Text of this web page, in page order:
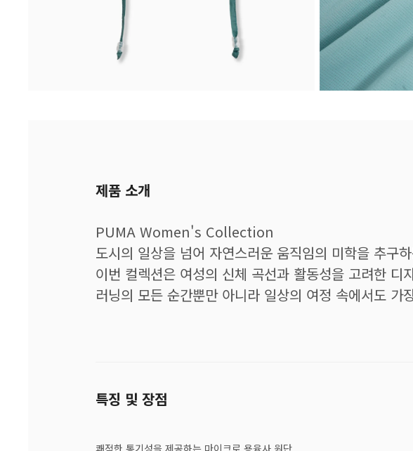
제품 소개
PUMA Women's Collection
도시의 일상을 넘어 자연스러운 움직임의 미학을 추구
이번 컬렉션은 여성의 신체 곡선과 활동성을 고려한
러닝의 모든 순간뿐만 아니라 일상의 여정 속에서도
특징 및 장점